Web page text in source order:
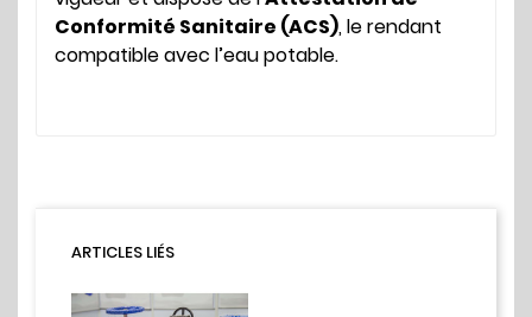
Conformité Sanitaire (ACS), le rendant
compatible avec l’eau potable.
ARTICLES LIÉS